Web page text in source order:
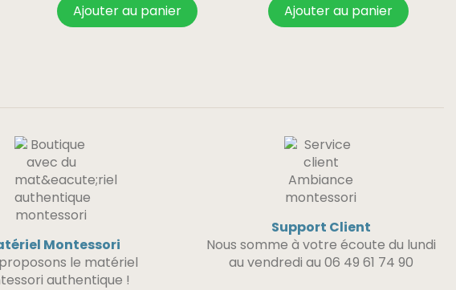
Ajouter au panier Ajouter au panier
Montessori
le matériel
authentique !
Support Client
Nous somme à votre écoute du lundi
au vendredi au 06 49 61 74 90